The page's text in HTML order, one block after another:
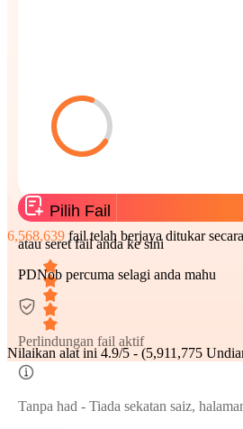
Pilih Fail
atau seret fail anda ke sini
PDNob percuma selagi anda mahu
Perlindungan fail aktif
Tanpa had - Tiada sekatan saiz,
6,568,639 fail telah berjaya ditukar
Nilaikan alat ini 4.9/5 - (5,911,775